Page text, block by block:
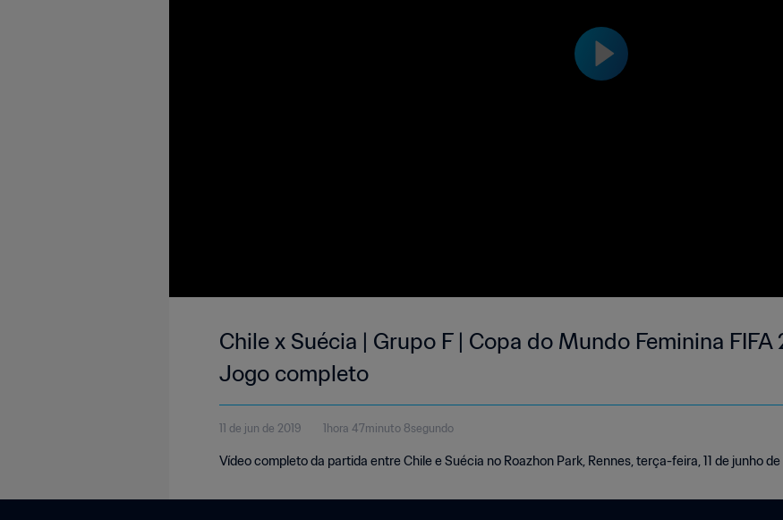
Chile x Suécia | Grupo F | Copa do Mundo Feminina FIFA
Jogo completo
11 de jun de 2019 1hora 47minuto 8segundo
Vídeo completo da partida entre Chile e Suécia no Roazhon Park, Rennes, terça-feira, 11 de junho